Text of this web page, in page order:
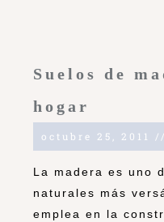
Suelos de
hogar
octubre 25, 2011
La madera es uno
naturales más
emplea en la